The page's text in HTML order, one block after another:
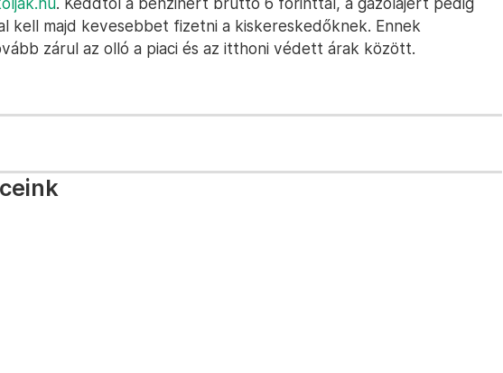
kell majd kevesebbet fizetni a kiskereskedőknek. Ennek
zárul az olló a piaci és az itthoni védett árak között.